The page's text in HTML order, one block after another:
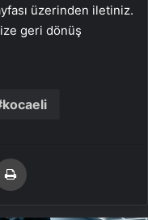
üzerinden iletiniz.
geri dönüş
kocaeli
paylaş